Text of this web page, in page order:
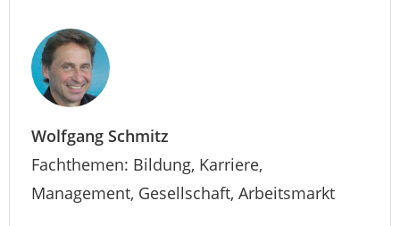
Wolfgang Schmitz
Fachthemen: Bildung, Karriere,
Management, Gesellschaft, Arbeitsmarkt